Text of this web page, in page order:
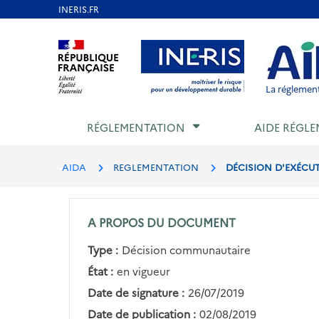
Aller au contenu Aller au menu Aller au
La
RÉGLEMENTATION AIDE
AIDA REGLEMENTATION DÉCISION
A PROPOS DU DOCUMENT
Type : Décision communautaire
État : en vigueur
Date de signature : 26/07/2019
Date de publication : 02/08/2019